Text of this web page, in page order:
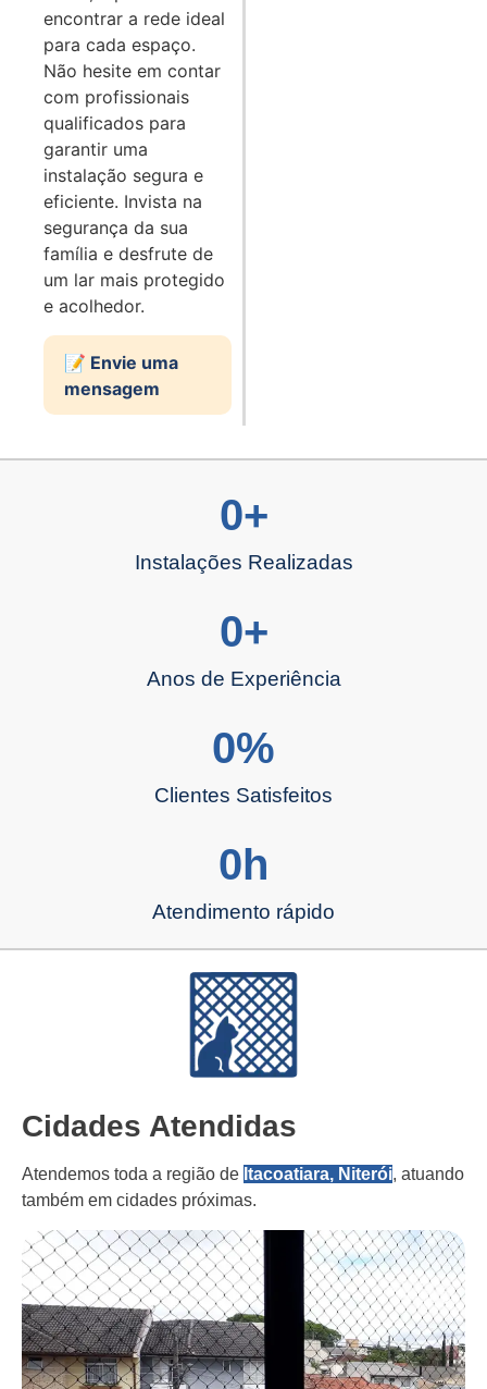
encontrar a rede ideal
para cada espaço.
Não hesite em contar
com profissionais
qualificados para
garantir uma
instalação segura e
eficiente. Invista na
segurança da sua
família e desfrute de
um lar mais protegido
e acolhedor.
📝 Envie uma
mensagem
Instalações Realizadas
0+
Anos de Experiência
0+
Clientes Satisfeitos
0%
Atendimento rápido
0 h
Cidades Atendidas
Atendemos toda a região de Itacoatiara, Niterói, atuando
também em cidades próximas.